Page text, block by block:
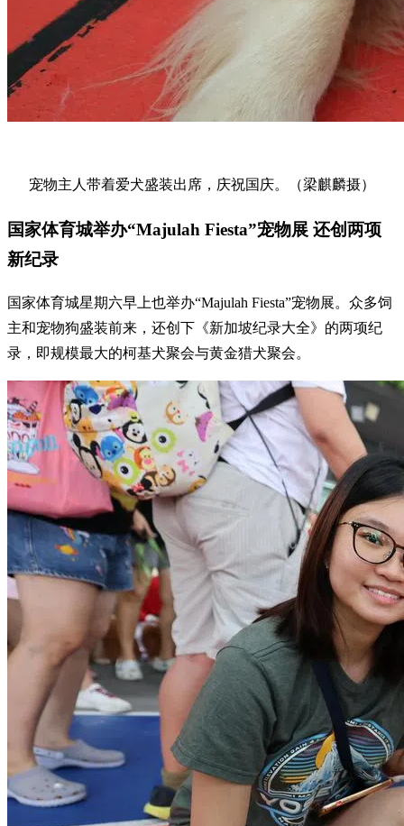
宠物主人带着爱犬盛装出席，庆祝国庆。（梁麒麟摄）
国家体育城举办“Majulah Fiesta”宠物展 还创两项
新纪录
国家体育城星期六早上也举办“Majulah Fiesta”宠物展。众多饲
主和宠物狗盛装前来，还创下《新加坡纪录大全》的两项纪
录，即规模最大的柯基犬聚会与黄金猎犬聚会。